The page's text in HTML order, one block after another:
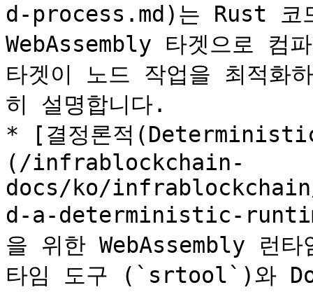
d-process.md)는 Rust 코
WebAssembly 타겟으로 컴
타겟이 노드 작업을 최적화
히 설명합니다.
* [결정론적
(/infrablockchain-
docs/ko/
d-a-deterministic-
을 위한 WebAssembly 런
타임 도구 (`srtool`)와